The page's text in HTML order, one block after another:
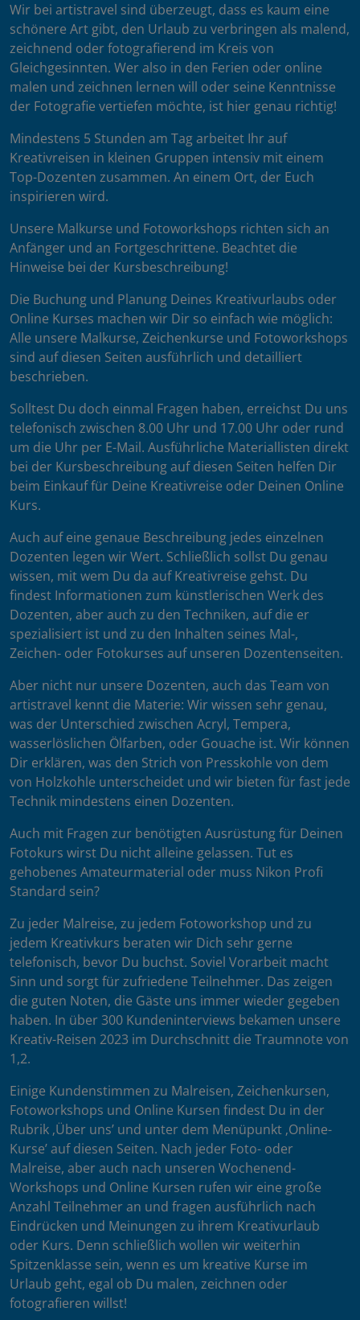
Wir bei artistravel sind überzeugt, dass es kaum eine
schönere Art gibt, den Urlaub zu verbringen als malend,
zeichnend oder fotografierend im Kreis von
Gleichgesinnten. Wer also in den Ferien oder online
malen und zeichnen lernen will oder seine Kenntnisse
der Fotografie vertiefen möchte, ist hier genau richtig!
Mindestens 5 Stunden am Tag arbeitet Ihr auf
Kreativreisen in kleinen Gruppen intensiv mit einem
Top-Dozenten zusammen. An einem Ort, der Euch
inspirieren wird.
Unsere Malkurse und Fotoworkshops richten sich an
Anfänger und an Fortgeschrittene. Beachtet die
Hinweise bei der Kursbeschreibung!
Die Buchung und Planung Deines Kreativurlaubs oder
Online Kurses machen wir Dir so einfach wie möglich:
Alle unsere Malkurse, Zeichenkurse und Fotoworkshops
sind auf diesen Seiten ausführlich und detailliert
beschrieben.
Solltest Du doch einmal Fragen haben, erreichst Du uns
telefonisch zwischen 8.00 Uhr und 17.00 Uhr oder rund
um die Uhr per E-Mail. Ausführliche Materiallisten direkt
bei der Kursbeschreibung auf diesen Seiten helfen Dir
beim Einkauf für Deine Kreativreise oder Deinen Online
Kurs.
Auch auf eine genaue Beschreibung jedes einzelnen
Dozenten legen wir Wert. Schließlich sollst Du genau
wissen, mit wem Du da auf Kreativreise gehst. Du
findest Informationen zum künstlerischen Werk des
Dozenten, aber auch zu den Techniken, auf die er
spezialisiert ist und zu den Inhalten seines Mal-,
Zeichen- oder Fotokurses auf unseren Dozentenseiten.
Aber nicht nur unsere Dozenten, auch das Team von
artistravel kennt die Materie: Wir wissen sehr genau,
was der Unterschied zwischen Acryl, Tempera,
wasserlöslichen Ölfarben, oder Gouache ist. Wir können
Dir erklären, was den Strich von Presskohle von dem
von Holzkohle unterscheidet und wir bieten für fast jede
Technik mindestens einen Dozenten.
Auch mit Fragen zur benötigten Ausrüstung für Deinen
Fotokurs wirst Du nicht alleine gelassen. Tut es
gehobenes Amateurmaterial oder muss Nikon Profi
Standard sein?
Zu jeder Malreise, zu jedem Fotoworkshop und zu
jedem Kreativkurs beraten wir Dich sehr gerne
telefonisch, bevor Du buchst. Soviel Vorarbeit macht
Sinn und sorgt für zufriedene Teilnehmer. Das zeigen
die guten Noten, die Gäste uns immer wieder gegeben
haben. In über 300 Kundeninterviews bekamen unsere
Kreativ-Reisen 2023 im Durchschnitt die Traumnote von
1,2.
Einige Kundenstimmen zu Malreisen, Zeichenkursen,
Fotoworkshops und Online Kursen findest Du in der
Rubrik ‚Über uns’ und unter dem Menüpunkt ‚Online-
Kurse’ auf diesen Seiten. Nach jeder Foto- oder
Malreise, aber auch nach unseren Wochenend-
Workshops und Online Kursen rufen wir eine große
Anzahl Teilnehmer an und fragen ausführlich nach
Eindrücken und Meinungen zu ihrem Kreativurlaub
oder Kurs. Denn schließlich wollen wir weiterhin
Spitzenklasse sein, wenn es um kreative Kurse im
Urlaub geht, egal ob Du malen, zeichnen oder
fotografieren willst!